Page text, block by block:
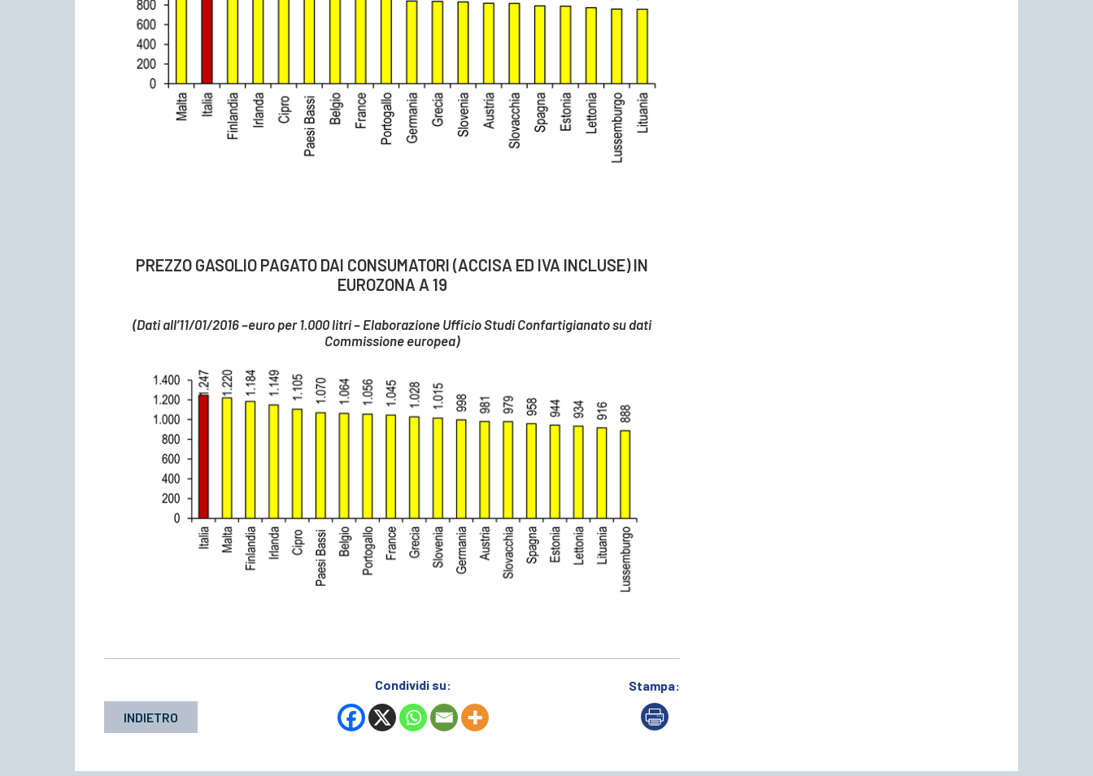
PREZZO GASOLIO PAGATO DAI CONSUMATORI (ACCISA ED IVA INCLUSE) IN
EUROZONA A 19
(Dati all’11/01/2016 –euro per 1.000 litri – Elaborazione Ufficio Studi Confartigianato su dati
Commissione europea)
INDIETRO
Condividi su: Stampa: